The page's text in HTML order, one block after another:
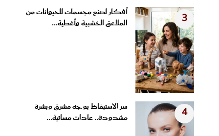
3
أفكار لصنع مجسمات للحيوانات من
الملاعق الخشبية وأغطية...
4
سر الاستيقاظ بوجه مشرق وبشرة
مشدودة.. عادات مسائية...